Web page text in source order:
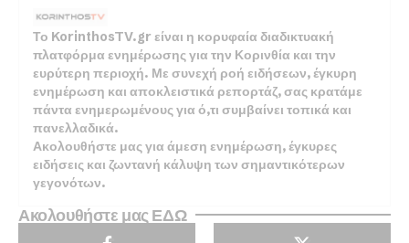
Το KorinthosTV.gr είναι η κορυφαία διαδικτυακή
πλατφόρμα ενημέρωσης για την Κορινθία και την
ευρύτερη περιοχή. Με συνεχή ροή ειδήσεων, έγκυρη
ενημέρωση και αποκλειστικά ρεπορτάζ, σας κρατάμε
πάντα ενημερωμένους για ό,τι συμβαίνει τοπικά και
πανελλαδικά.
Ακολουθήστε μας για άμεση ενημέρωση, έγκυρες
ειδήσεις και ζωντανή κάλυψη των σημαντικότερων
γεγονότων.
Ακολουθήστε μας ΕΔΩ